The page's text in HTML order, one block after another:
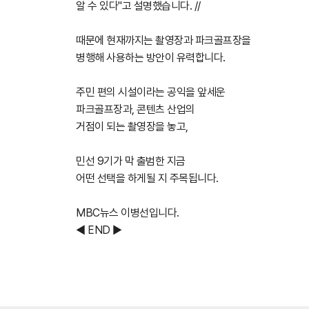
알 수 있다"고 설명했습니다. //
때문에 현재까지는 촬영장과 파크골프장을
병행해 사용하는 방안이 유력합니다.
주민 편의 시설이라는 공익을 앞세운
파크골프장과, 콘텐츠 산업의
거점이 되는 촬영장을 놓고,
민선 9기가 막 출범한 지금
어떤 선택을 하게될 지 주목됩니다.
MBC뉴스 이병선입니다.
◀ END ▶